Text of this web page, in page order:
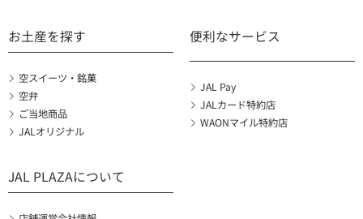
お土産を探す
空スイーツ・銘菓
空弁
ご当地商品
JALオリジナル
便利なサービス
JAL Pay
JALカード特約店
WAONマイル特約店
JAL PLAZAについて